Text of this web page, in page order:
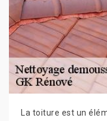
La toiture est un